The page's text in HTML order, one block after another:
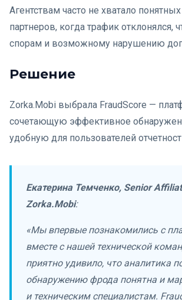
Агентствам часто не хватало
партнеров, когда трафик отклонялся,
спорам и возможному нарушению
Решение
Zorka.Mobi выбрала FraudScore —
сочетающую эффективное
удобную для пользователей
Екатерина Темченко, Senior
Zorka.Mobi:
«Мы впервые познакомились с
вместе с нашей технической
приятно удивило, что аналитика
обнаружению фрода понятна и
и техническим специалистам.